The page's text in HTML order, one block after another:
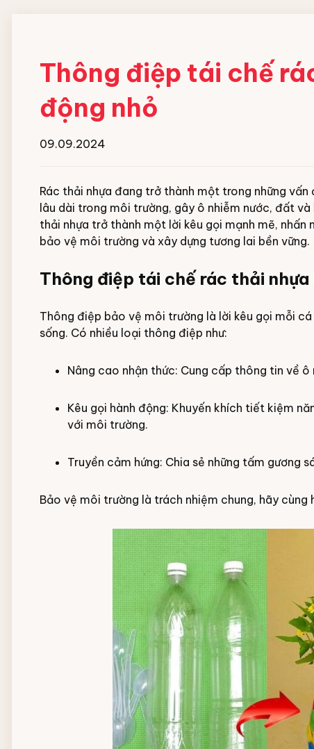
Thông điệp tái chế
động nhỏ
09.09.2024
Rác thải nhựa đang trở thành một trong những
lâu dài trong môi trường, gây ô nhiễm nước, đất
thải nhựa trở thành một lời kêu gọi mạnh mẽ,
bảo vệ môi trường và xây dựng tương lai bền vững.
Thông điệp tái chế rác thải nhựa
Thông điệp bảo vệ môi trường là lời kêu gọi mỗi
sống. Có nhiều loại thông điệp như:
Nâng cao nhận thức: Cung cấp thông tin về
Kêu gọi hành động: Khuyến khích tiết kiệm
với môi trường.
Truyền cảm hứng: Chia sẻ những tấm gương
Bảo vệ môi trường là trách nhiệm chung, hãy